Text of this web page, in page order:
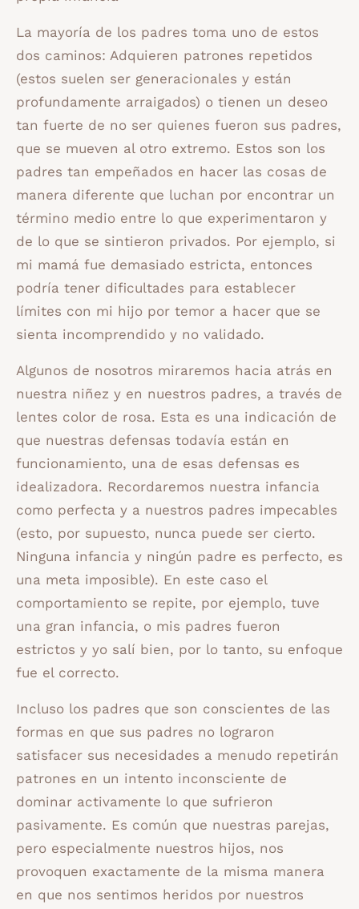
La mayoría de los padres toma uno de estos
dos caminos: Adquieren patrones repetidos
(estos suelen ser generacionales y están
profundamente arraigados) o tienen un deseo
tan fuerte de no ser quienes fueron sus padres,
que se mueven al otro extremo. Estos son los
padres tan empeñados en hacer las cosas de
manera diferente que luchan por encontrar un
término medio entre lo que experimentaron y
de lo que se sintieron privados. Por ejemplo, si
mi mamá fue demasiado estricta, entonces
podría tener dificultades para establecer
límites con mi hijo por temor a hacer que se
sienta incomprendido y no validado.
Algunos de nosotros miraremos hacia atrás en
nuestra niñez y en nuestros padres, a través de
lentes color de rosa. Esta es una indicación de
que nuestras defensas todavía están en
funcionamiento, una de esas defensas es
idealizadora. Recordaremos nuestra infancia
como perfecta y a nuestros padres impecables
(esto, por supuesto, nunca puede ser cierto.
Ninguna infancia y ningún padre es perfecto, es
una meta imposible). En este caso el
comportamiento se repite, por ejemplo, tuve
una gran infancia, o mis padres fueron
estrictos y yo salí bien, por lo tanto, su enfoque
fue el correcto.
Incluso los padres que son conscientes de las
formas en que sus padres no lograron
satisfacer sus necesidades a menudo repetirán
patrones en un intento inconsciente de
dominar activamente lo que sufrieron
pasivamente. Es común que nuestras parejas,
pero especialmente nuestros hijos, nos
provoquen exactamente de la misma manera
en que nos sentimos heridos por nuestros